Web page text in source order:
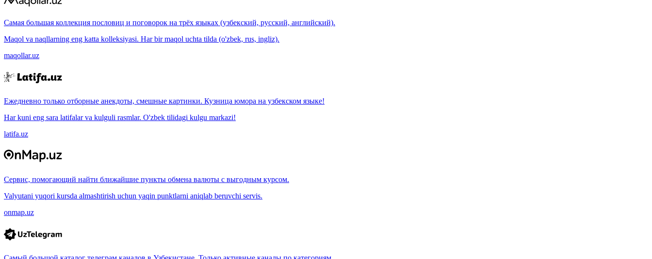
Самая большая коллекция пословиц и поговорок на трёх языках (узбекский, русский, английский).
Maqol va naqllarning eng katta kolleksiyasi. Har bir maqol uchta tilda (o'zbek, rus, ingliz).
maqollar.uz
Ежедневно только отборные анекдоты, смешные картинки. Кузница юмора на узбекском языке!
Har kuni eng sara latifalar va kulguli rasmlar. O'zbek tilidagi kulgu markazi!
latifa.uz
Сервис, помогающий найти ближайшие пункты обмена валюты с выгодным курсом.
Valyutani yuqori kursda almashtirish uchun yaqin punktlarni aniqlab beruvchi servis.
onmap.uz